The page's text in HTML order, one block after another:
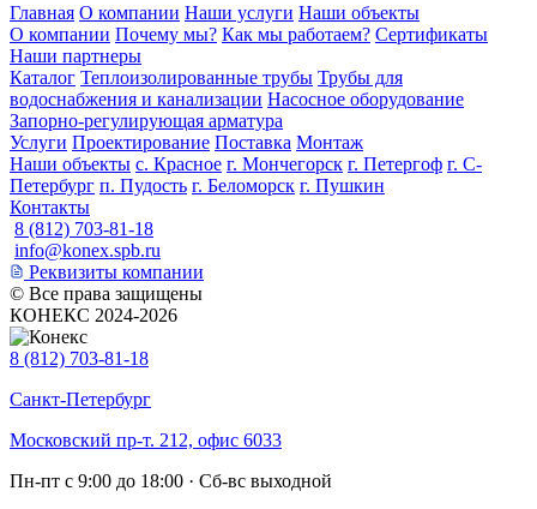
Главная О компании Наши услуги Наши объекты
О компании Почему мы? Как мы работаем? Сертификаты
Наши партнеры
Каталог Теплоизолированные трубы Трубы для
водоснабжения и канализации Насосное оборудование
Запорно-регулирующая арматура
Услуги Проектирование Поставка Монтаж
Наши объекты с. Красное г. Мончегорск г. Петергоф г. С-
Петербург п. Пудость г. Беломорск г. Пушкин
Контакты
8 (812) 703-81-18
info@konex.spb.ru
Реквизиты компании
© Все права защищены
КОНЕКС 2024-2026
8 (812) 703-81-18
Санкт-Петербург
Московский пр-т. 212, офис 6033
Пн-пт с 9:00 до 18:00 · Сб-вс выходной